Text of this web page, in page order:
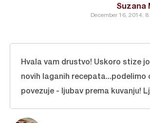
Suzana
December 16, 2014,
Hvala vam drustvo! Uskoro stize
novih laganih recepata...podelimo
povezuje - ljubav prema kuvanju!